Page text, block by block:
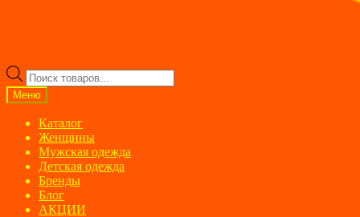
Поиск
товаров
Меню
Каталог
Женщины
Мужская одежда
Детская одежда
Бренды
Блог
АКЦИИ